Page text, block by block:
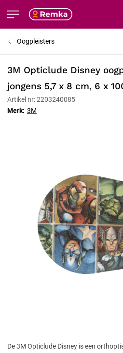
Oogpleisters
3M Opticlude Disney
jongens 5,7 x 8 cm, 6 x
Artikel nr: 2203240085
Merk: 3M
De 3M Opticlude Disney is een